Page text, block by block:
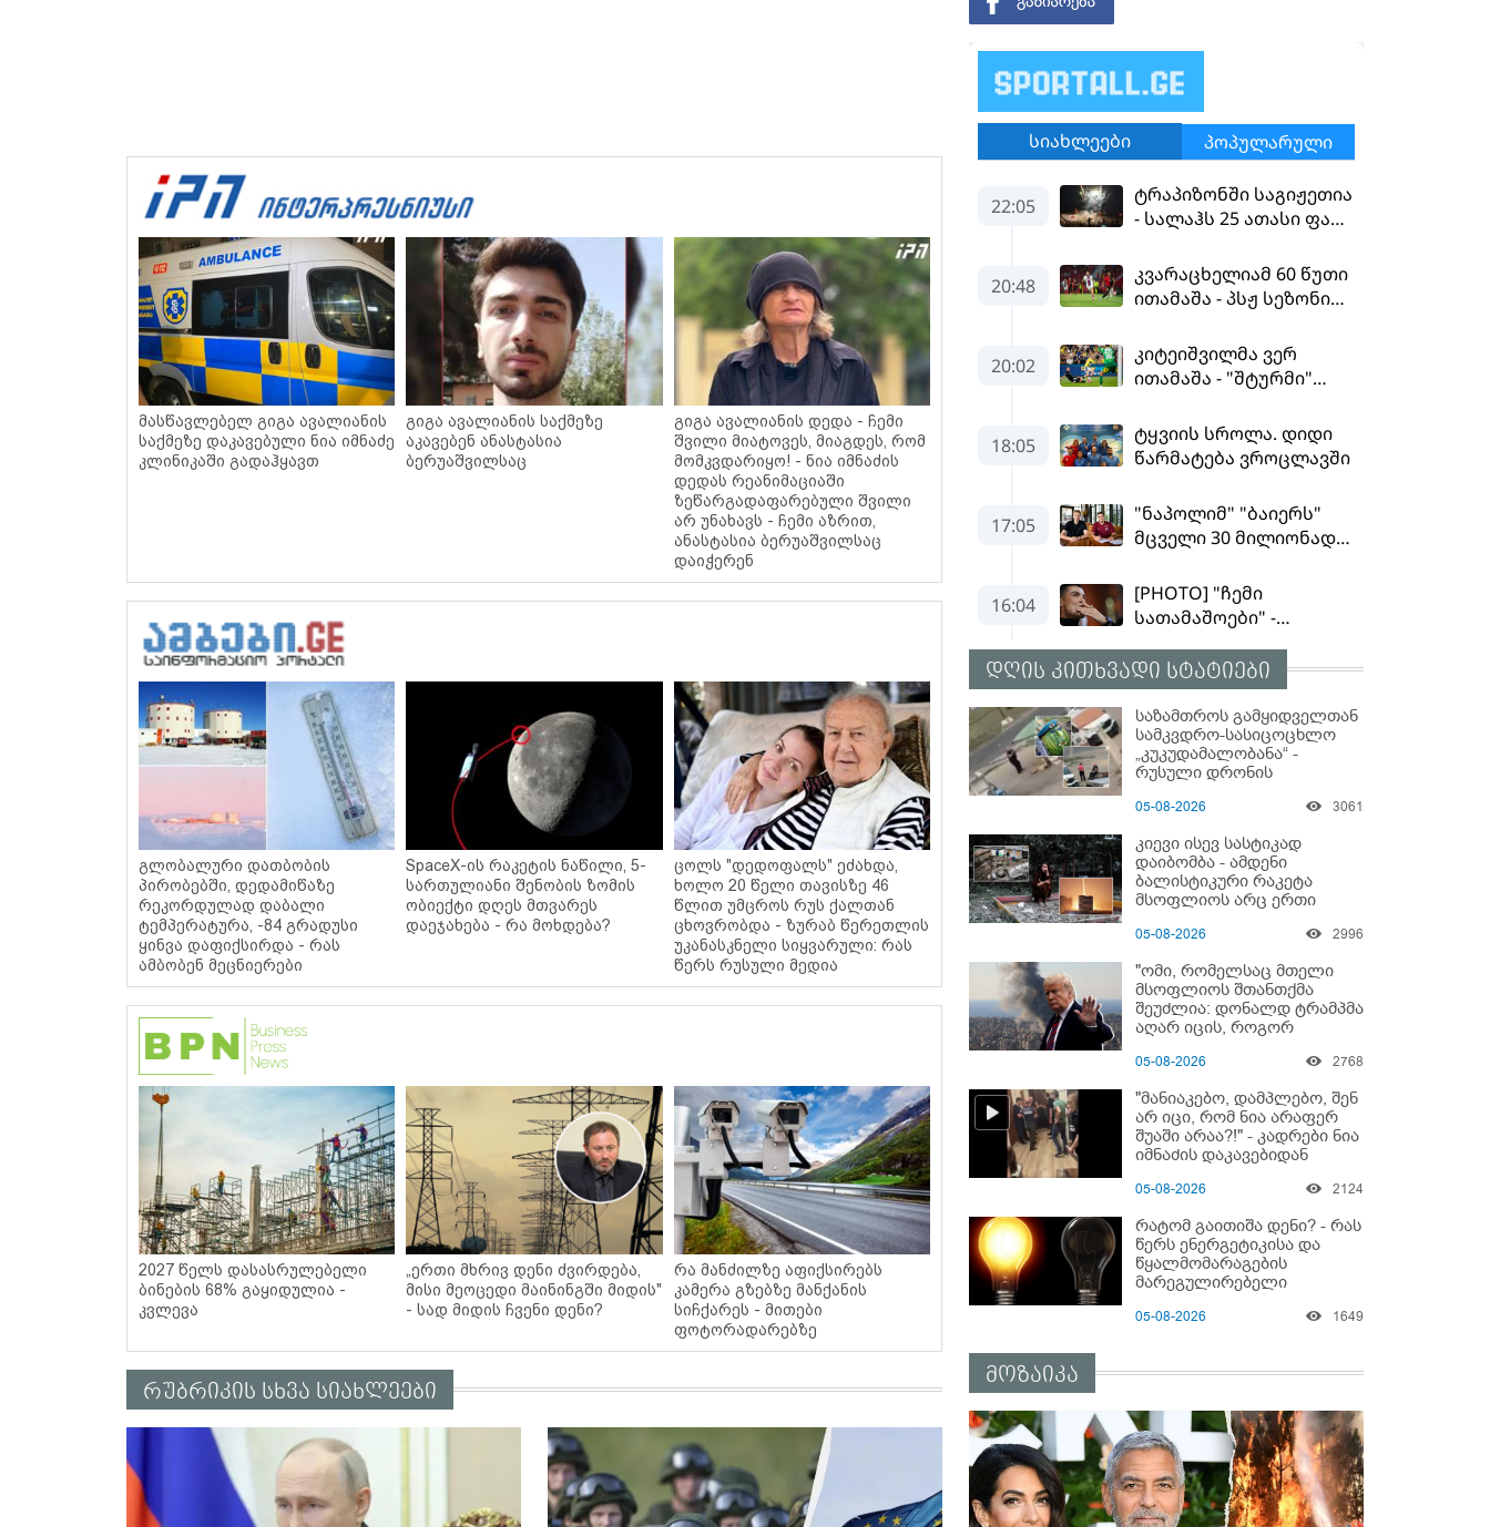
მასწავლებელ გიგა ავალიანის
საქმეზე დაკავებული ნია იმნაძე
კლინიკაში გადაჰყავთ
გიგა ავალიანის საქმეზე
აკავებენ ანასტასია
ბერუაშვილსაც
გიგა ავალიანის დედა - ჩემი
შვილი მიატოვეს, მიაგდეს, რომ
მომკვდარიყო! - ნია იმნაძის
დედას რეანიმაციაში
ზეწარგადაფარებული შვილი
არ უნახავს - ჩემი აზრით,
ანასტასია ბერუაშვილსაც
დაიჭერენ
გლობალური დათბობის
პირობებში, დედამიწაზე
რეკორდულად დაბალი
ტემპერატურა, -84 გრადუსი
ყინვა დაფიქსირდა - რას
ამბობენ მეცნიერები
SpaceX-ის რაკეტის ნაწილი, 5-
სართულიანი შენობის ზომის
ობიექტი დღეს მთვარეს
დაეჯახება - რა მოხდება?
ცოლს "დედოფალს" ეძახდა,
ხოლო 20 წელი თავისზე 46
წლით უმცროს რუს ქალთან
ცხოვრობდა - ზურაბ წერეთლის
უკანასკნელი სიყვარული: რას
წერს რუსული მედია
2027 წელს დასასრულებელი
ბინების 68% გაყიდულია -
კვლევა
„ერთი მხრივ დენი ძვირდება,
მისი მეოცედი მაინინგში მიდის"
- სად მიდის ჩვენი დენი?
რა მანძილზე აფიქსირებს
კამერა გზებზე მანქანის
სიჩქარეს - მითები
ფოტორადარებზე
რუბრიკის სხვა სიახლეები
დღის კითხვადი სტატიები
საზამთროს გამყიდველთან
სამკვდრო-სასიცოცხლო
„კუკუდამალობანა“ -
რუსული დრონის
ვიდეო
05-08-2026 3061
კიევი ისევ სასტიკად
დაიბომბა - ამდენი
ბალისტიკური რაკეტა
მსოფლიოს არც ერთი
პუტინის ახალი
05-08-2026 2996
"ომი, რომელსაც მთელი
მსოფლიოს შთანთქმა
შეუძლია: დონალდ ტრამპმა
აღარ იცის, როგორ
Times
05-08-2026 2768
"მანიაკებო, დამპლებო, შენ
არ იცი, რომ ნია არაფერ
შუაში არაა?!" - კადრები ნია
იმნაძის დაკავებიდან
05-08-2026 2124
რატომ გაითიშა დენი? - რას
წერს ენერგეტიკისა და
წყალმომარაგების
მარეგულირებელი
05-08-2026 1649
მოზაიკა